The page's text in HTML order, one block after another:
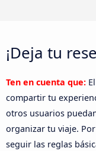
¡Deja tu
Ten en cuenta que:
compartir tu
otros usuarios
organizar tu viaje.
seguir las reglas